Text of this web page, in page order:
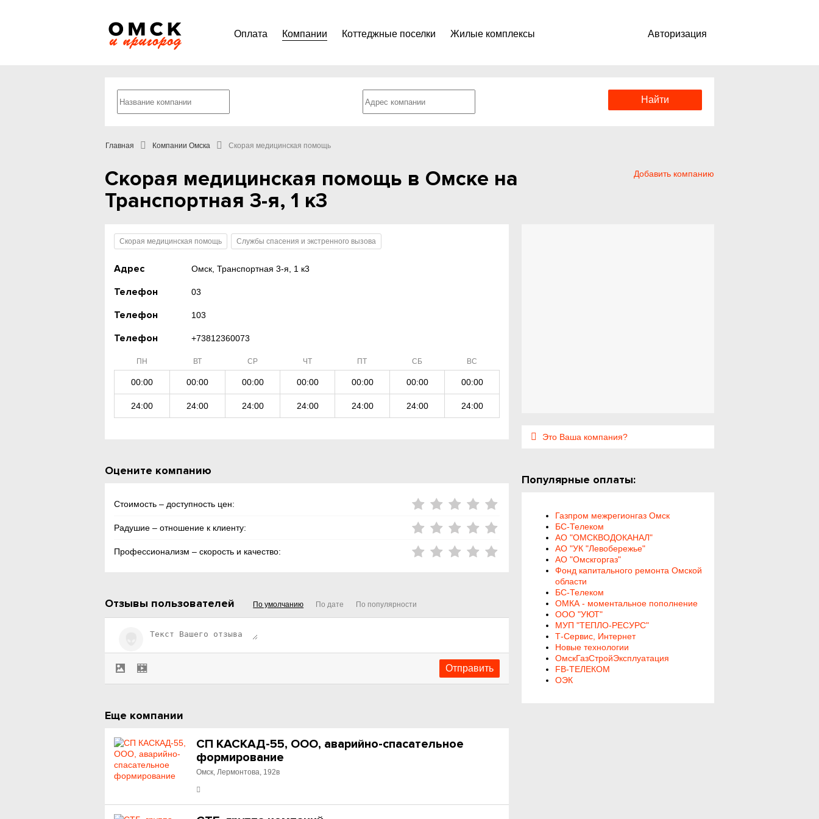
Оплата Компании Коттеджные поселки Жилые комплексы Авторизация
Главная Компании Омска Скорая медицинская помощь
Добавить компанию
Скорая медицинская помощь в Омске на
Транспортная 3-я, 1 к3
Скорая медицинская помощь Службы спасения и экстренного вызова
Адрес Омск, Транспортная 3-я, 1 к3
Телефон 03
Телефон 103
Телефон +73812360073
ПН ВТ СР ЧТ ПТ СБ ВС
00:00 00:00 00:00 00:00 00:00 00:00 00:00
24:00 24:00 24:00 24:00 24:00 24:00 24:00
Оцените компанию
Стоимость – доступность цен:
Радушие – отношение к клиенту:
Профессионализм – скорость и качество:
Отзывы пользователей По умолчанию По дате По популярности
Еще компании
СП КАСКАД-55, ООО, аварийно-спасательное
формирование
Омск, Лермонтова, 192в
Это Ваша компания?
Популярные оплаты:
Газпром межрегионгаз Омск
БС-Телеком
АО "ОМСКВОДОКАНАЛ"
АО "УК "Левобережье"
АО "Омскгоргаз"
Фонд капитального ремонта Омской
области
БС-Телеком
ОМКА - моментальное пополнение
ООО "УЮТ"
МУП "ТЕПЛО-РЕСУРС"
Т-Сервис, Интернет
Новые технологии
ОмскГазСтройЭксплуатация
FB-ТЕЛЕКОМ
ОЭК